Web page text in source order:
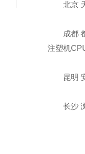
北京 天
成都 都
注塑机
昆明 安
长沙 浏